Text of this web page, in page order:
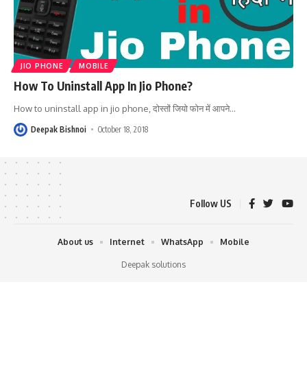
JIO PHONE MOBILE
How To Uninstall App In Jio Phone?
How to uninstall app in jio phone, दोस्तों जियो फोन में आपने…
Deepak Bishnoi October 18, 2018
Follow US
Deepak solutions
About us Internet WhatsApp Mobile